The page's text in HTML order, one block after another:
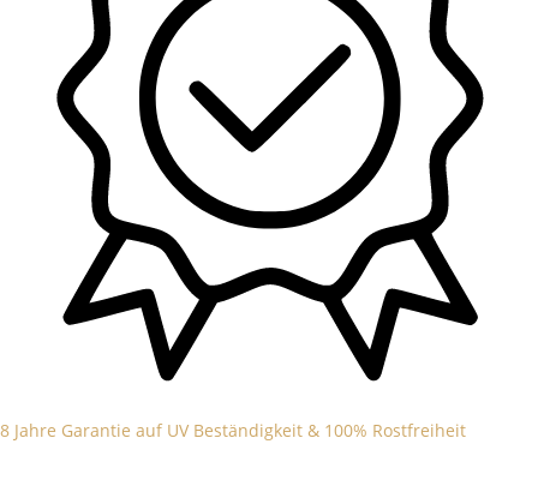
8 Jahre Garantie auf UV Beständigkeit & 100% Rostfreiheit